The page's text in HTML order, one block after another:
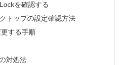
を確認する
トップの設定確認方法
する手順
対処法